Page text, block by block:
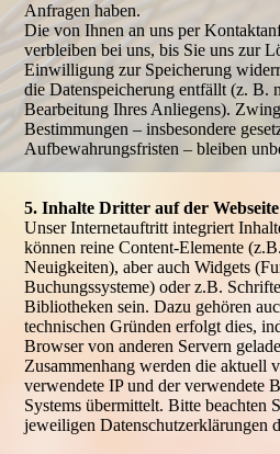
Anfragen haben.
Die von Ihnen an uns per
verbleiben bei uns, bis Sie uns zur
Einwilligung zur Speicherung
die Datenspeicherung entfällt (z. B.
Bearbeitung Ihres Anliegens).
Bestimmungen – insbesondere
Aufbewahrungsfristen – bleiben
5. Inhalte Dritter auf der Webseite
Unser Internetauftritt integriert
können reine Content-Elemente
Neuigkeiten), aber auch Widgets
Buchungssysteme) oder z.B.
Bibliotheken sein. Dazu gehören
technischen Gründen erfolgt dies,
Browser von anderen Servern
Zusammenhang werden die aktuell
verwendete IP und der verwendete
Systems übermittelt. Bitte beachten
jeweiligen Datenschutzerklärungen